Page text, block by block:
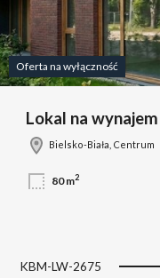
Oferta na wyłączność
Lokal na wynajem
Bielsko-Biała, Centrum
80 m2
KBM-LW-2675